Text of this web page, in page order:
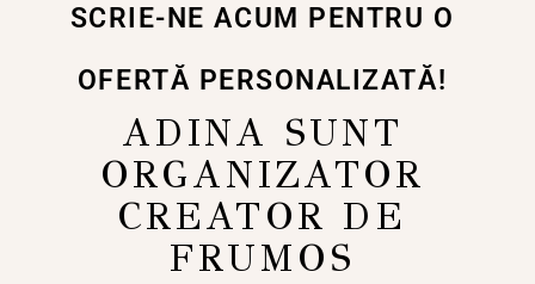
SCRIE-NE ACUM PENTRU O
OFERTĂ PERSONALIZATĂ!
ADINA SUNT
ORGANIZATOR
CREATOR DE
FRUMOS